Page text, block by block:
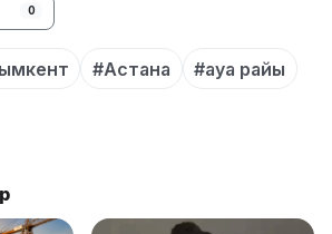
0
#Астана
#ауа райы